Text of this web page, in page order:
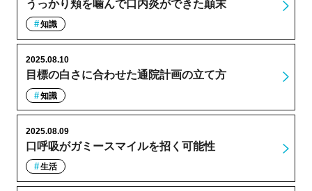
うっかり頬を噛んで口内炎ができた顛末
知識
目標の白さに合わせた通院計画の立て方
2025.08.10
知識
口呼吸がガミースマイルを招く可能性
2025.08.09
生活